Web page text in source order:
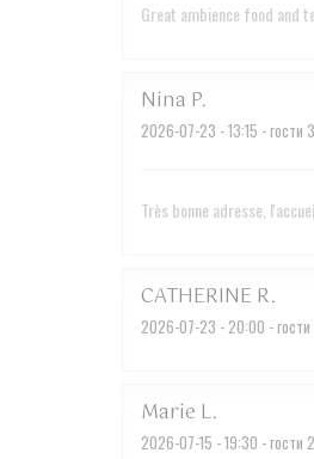
Great ambience food and
Nina P
2026-07-23 - 13:15 - гости 3
Très bonne adresse,
CATHERINE R
2026-07-23 - 20:00 -
Marie L
2026-07-15 - 19:30 - гости 2